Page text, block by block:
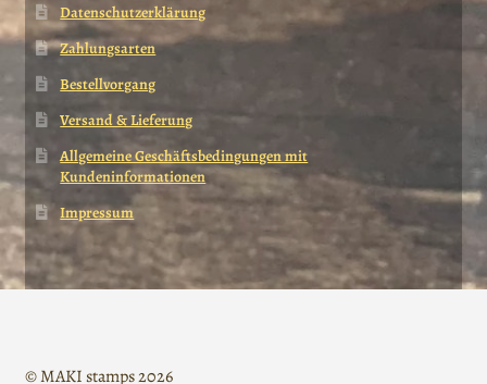
Datenschutzerklärung
Zahlungsarten
Bestellvorgang
Versand & Lieferung
Allgemeine Geschäftsbedingungen mit
Kundeninformationen
Impressum
© MAKI stamps 2026